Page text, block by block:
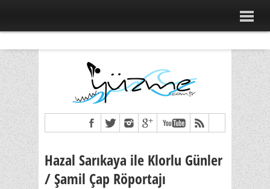
Hazal Sarıkaya ile Klorlu Günler
/ Şamil Çap Röportajı